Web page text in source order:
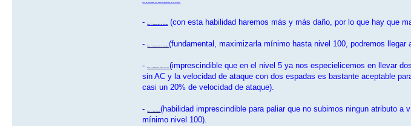
- (con esta habilidad haremos más y más daño, por lo que hay que
- (fundamental, maximizarla mínimo hasta nivel 100, podremos
-
(imprescindible que en el nivel 5 ya nos especielicemos en llevar
sin AC y la velocidad de ataque con dos espadas es bastante aceptable
casi un 20% de velocidad de ataque).
-
(habilidad imprescindible para paliar que no subimos ningun atributo
mínimo nivel 100).